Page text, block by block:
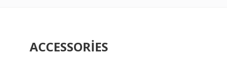
<div class=”mkd-elements-top-right”>
12px; margin-top: 10px; margin-bottom: 1px;”>Follow Us</h6>
ACCESSORIES